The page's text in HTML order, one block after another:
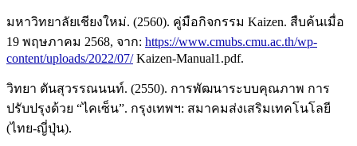
มหาวิทยาลัยเชียงใหม่. (2560). คู่มือกิจกรรม Kaizen. สืบค้นเมื่อ
19 พฤษภาคม 2568, จาก: https://www.cmubs.cmu.ac.th/wp-
content/uploads/2022/07/Kaizen-Manual1.pdf.
วิทยา ตันสุวรรณนนท์. (2550). การพัฒนาระบบคุณภาพ การ
ปรับปรุงด้วย “ไคเซ็น”. กรุงเทพฯ: สมาคมส่งเสริมเทคโนโลยี
(ไทย-ญี่ปุ่น).